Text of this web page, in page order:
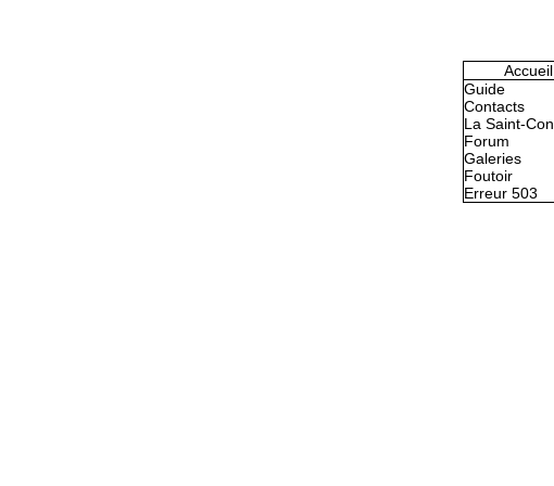
Accueil
Guide
Contacts
La Saint-Con
Forum
Galeries
Foutoir
Erreur 503